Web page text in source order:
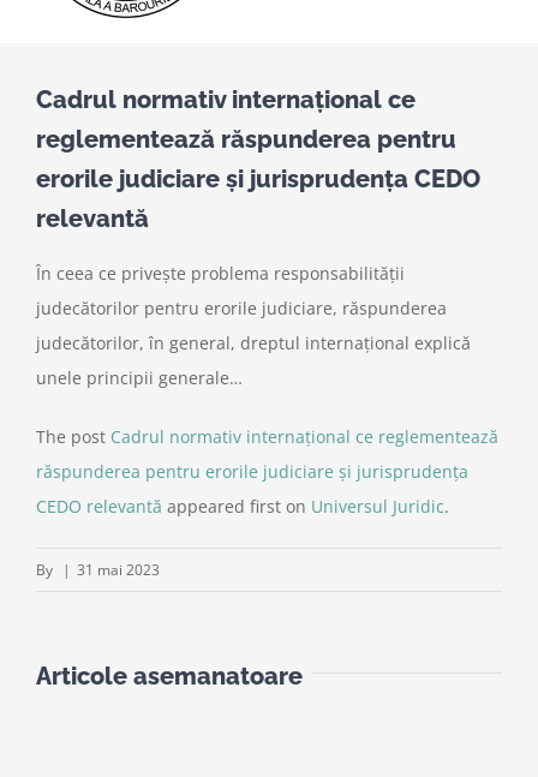
Cadrul normativ internațional ce
reglementează răspunderea pentru
erorile judiciare și jurisprudența CEDO
relevantă
În ceea ce priveşte problema responsabilităţii
judecătorilor pentru erorile judiciare, răspunderea
judecătorilor, în general, dreptul internaţional explică
unele principii generale…
The post Cadrul normativ internațional ce reglementează
răspunderea pentru erorile judiciare și jurisprudența
CEDO relevantă appeared first on Universul Juridic.
By | 31 mai 2023
Articole asemanatoare